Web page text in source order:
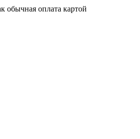
обычная оплата картой